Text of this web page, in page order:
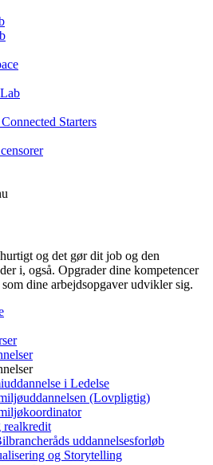
Starters
og det gør dit job og den
i, også. Opgrader dine kompetencer
dine arbejdsopgaver udvikler sig.
i Ledelse
(Lovpligtig)
realkredit
uddannelsesforløb
og Storytelling